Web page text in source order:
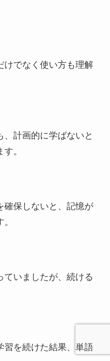
けでなく使い方も理解
計画的に学ばないと
。
確保しないと、記憶が
ていましたが、続ける
習を続けた結果、単語